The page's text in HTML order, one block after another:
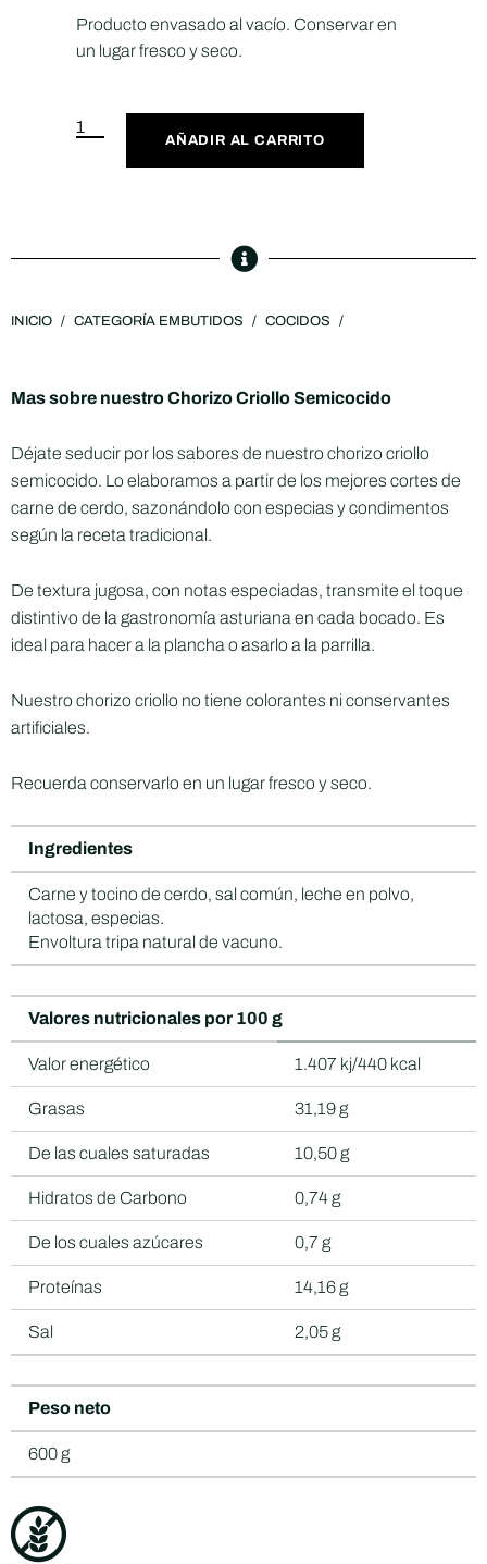
Producto envasado al vacío. Conservar en
un lugar fresco y seco.
AÑADIR AL CARRITO
INICIO / CATEGORÍA EMBUTIDOS / COCIDOS /
Mas sobre nuestro Chorizo Criollo Semicocido
Déjate seducir por los sabores de nuestro chorizo criollo
semicocido. Lo elaboramos a partir de los mejores cortes de
carne de cerdo, sazonándolo con especias y condimentos
según la receta tradicional.
De textura jugosa, con notas especiadas, transmite el toque
distintivo de la gastronomía asturiana en cada bocado. Es
ideal para hacer a la plancha o asarlo a la parrilla.
Nuestro chorizo criollo no tiene colorantes ni conservantes
artificiales.
Recuerda conservarlo en un lugar fresco y seco.
Ingredientes
Carne y tocino de cerdo, sal común, leche en polvo,
lactosa, especias.
Envoltura tripa natural de vacuno.
Valores nutricionales por 100 g
Valor energético 1.407 kj/440 kcal
Grasas 31,19 g
De las cuales saturadas 10,50 g
Hidratos de Carbono 0,74 g
De los cuales azúcares 0,7 g
Proteínas 14,16 g
Sal 2,05 g
Peso neto
600 g